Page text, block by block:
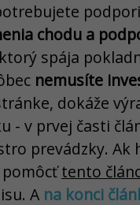
chodu a
spája
nemusíte
dokáže
- v prvej časti
prevádzky. Ak
pomôcťtento
A na konci